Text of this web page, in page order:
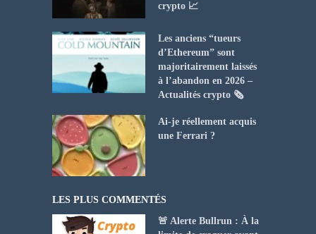
crypto 📈
Les anciens “tueurs
d’Ethereum” sont
majoritairement laissés
à l’abandon en 2026 –
Actualités crypto 🗞️
Ai-je réellement acquis
une Ferrari ?
LES PLUS COMMENTÉS
🚨 Alerte Bullrun : À la